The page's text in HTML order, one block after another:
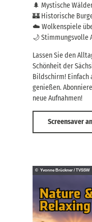
© Yvonne Brückner / TVSSW
🌲 Mystische
🏰 Historische
☁️ Wolkenspiele
🌙 Stimmungsvolle
Lassen Sie den
Schönheit der
Bildschirm! Einfach
genießen.
neue Aufnahmen!
Screensaver